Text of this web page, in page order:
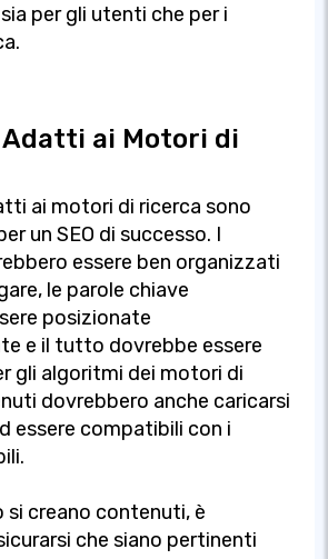
per gli utenti che per i
ai Motori di
ai motori di ricerca sono
un SEO di successo. I
essere ben organizzati
le parole chiave
posizionate
e il tutto dovrebbe essere
gli algoritmi dei motori di
dovrebbero anche caricarsi
essere compatibili con i
si creano contenuti, è
che siano pertinenti